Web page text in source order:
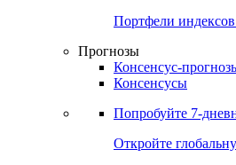
Портфели
Прогнозы
Консенсус-
Консенсусы
Попробуйте 7-
Откройте